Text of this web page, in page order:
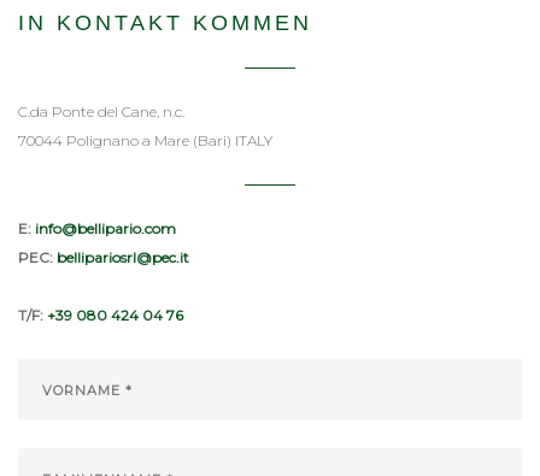
IN KONTAKT KOMMEN
C.da Ponte del Cane, n.c.
70044 Polignano a Mare (Bari) ITALY
E: info@bellipario.com
PEC: bellipariosrl@pec.it
T/F: +39 080 424 04 76